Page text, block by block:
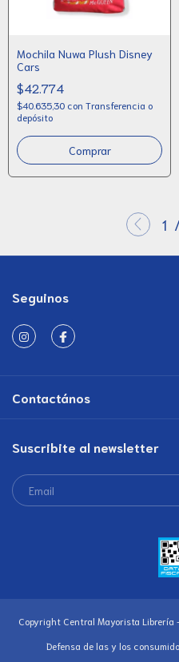
Mochila Nuwa Plush Disney
Cars
$42.774
$40.635,30 con Transferencia o
depósito
1 /
Seguinos
Contactános
Suscribite al newsletter
Copyright Central Mayorista Librería
Defensa de las y los